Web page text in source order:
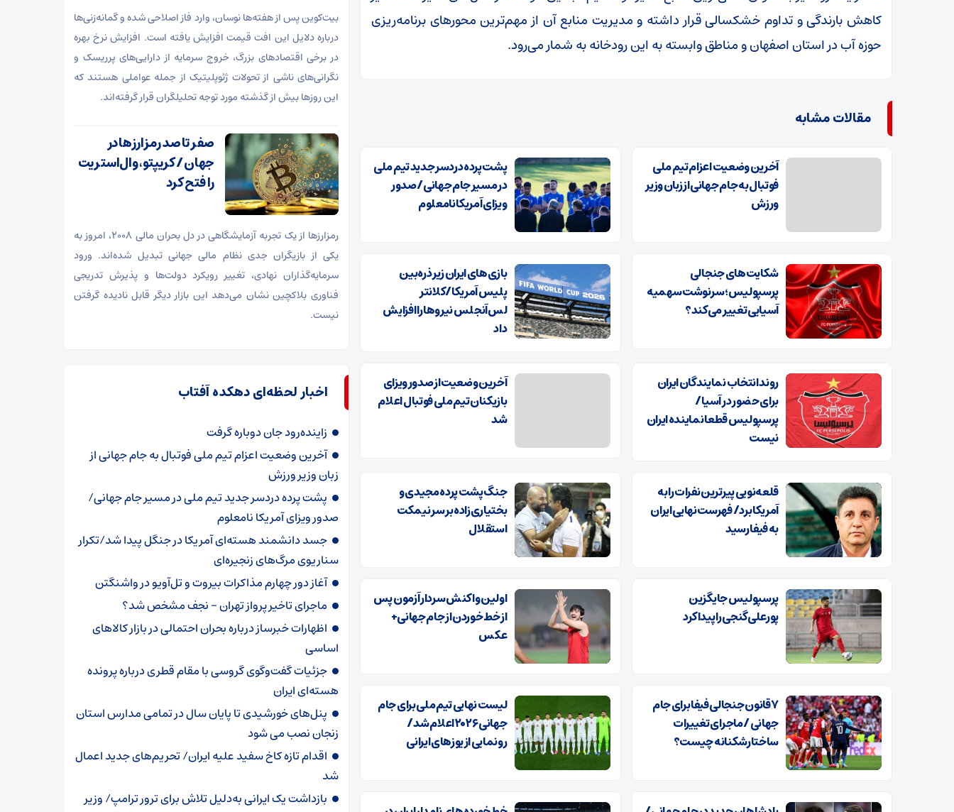
کاهش بارندگی و تداوم خشکسالی قرار داشته و مدیریت منابع آن از مهم‌ترین محور‌های برنامه‌ریزی
حوزه آب در استان اصفهان و مناطق وابسته به این رودخانه به شمار می‌رود.
مقالات مشابه
آخرین وضعیت اعزام تیم ملی
فوتبال به جام جهانی از زبان وزیر
ورزش
پشت پرده دردسر جدید تیم ملی
در مسیر جام جهانی/ صدور
ویزای آمریکا نامعلوم
شکایت‌های جنجالی
پرسپولیس؛ سرنوشت سهمیه
آسیایی تغییر می‌کند؟
بازی‌های ایران زیر ذره‌بین
پلیس آمریکا/کلانتر
لس‌آنجلس نیرو‌ها را افزایش
داد
روند انتخاب نمایندگان ایران
برای حضور در آسیا /
پرسپولیس قطعا نماینده ایران
نیست
آخرین وضعیت از صدور ویزای
بازیکنان تیم ملی فوتبال اعلام
شد
قلعه‌نویی پیرترین نفرات را به
آمریکا برد/ فهرست نهایی ایران
به فیفا رسید
جنگ پشت پرده مجیدی و
بختیاری‌زاده بر سر نیمکت
استقلال
پرسپولیس جایگزین
پورعلی‌گنجی را پیدا کرد
اولین واکنش سردار آزمون پس
از خط خوردن از جام جهانی+
عکس
۷ قانون جنجالی فیفا برای جام
جهانی / ماجرای تغییرات
ساختار‌شکنانه چیست؟
لیست نهایی تیم ملی برای جام
جهانی ۲۰۲۶ اعلام شد /
رونمایی از یوز‌های ایرانی
بیت‌کوین پس از هفته‌ها نوسان، وارد فاز اصلاحی شده و گمانه‌زنی‌ها
درباره دلایل این افت قیمت افزایش یافته است. افزایش نرخ بهره
در برخی اقتصادهای بزرگ، خروج سرمایه از دارایی‌های پرریسک و
نگرانی‌های ناشی از تحولات ژئوپلیتیک از جمله عواملی هستند که
این روزها بیش از گذشته مورد توجه تحلیلگران قرار گرفته‌اند.
صفر تا صد رمزارزها در
جهان / کریپتو، وال‌استریت
را فتح کرد
رمزارزها از یک تجربه آزمایشگاهی در دل بحران مالی ۲۰۰۸، امروز به
یکی از بازیگران جدی نظام مالی جهانی تبدیل شده‌اند. ورود
سرمایه‌گذاران نهادی، تغییر رویکرد دولت‌ها و پذیرش تدریجی
فناوری بلاکچین نشان می‌دهد این بازار دیگر قابل نادیده گرفتن
نیست.
اخبار لحظه‌ای دهکده آفتاب
زاینده‌رود جان دوباره گرفت
آخرین وضعیت اعزام تیم ملی فوتبال به جام جهانی از
زبان وزیر ورزش
پشت پرده دردسر جدید تیم ملی در مسیر جام جهانی/
صدور ویزای آمریکا نامعلوم
جسد دانشمند هسته‌ای آمریکا در جنگل پیدا شد/تکرار
سناریوی مرگ‌های زنجیره‌ای
آغاز دور چهارم مذاکرات بیروت و تل‌آویو در واشنگتن
ماجرای تاخیر پرواز تهران – نجف مشخص شد؟
اظهارات خبرساز درباره بحران احتمالی در بازار کالاهای
اساسی
جزئیات گفت‌وگوی گروسی با مقام قطری درباره پرونده
هسته‌ای ایران
پنل‌های خورشیدی تا پایان سال در تمامی مدارس استان
زنجان نصب می شود
اقدام تازه کاخ سفید علیه ایران/ تحریم‌های جدید اعمال
شد
بازداشت یک ایرانی به‌دلیل تلاش برای ترور ترامپ/ وزیر